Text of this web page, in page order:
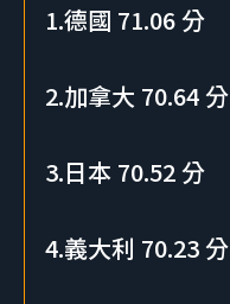
1.德國 71.06 分
2.加拿大 70.64 分
3.日本 70.52 分
4.義大利 70.23 分